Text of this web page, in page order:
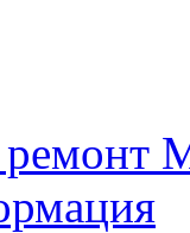
ремонт